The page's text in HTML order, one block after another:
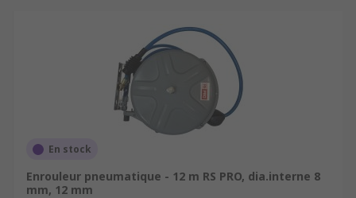
En stock
Enrouleur pneumatique - 12 m RS PRO, dia.interne 8
mm, 12 mm